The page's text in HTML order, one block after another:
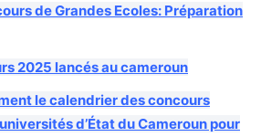
de Grandes Ecoles: Préparation
2025 lancés au cameroun
le calendrier des concours
d’État du Cameroun pour